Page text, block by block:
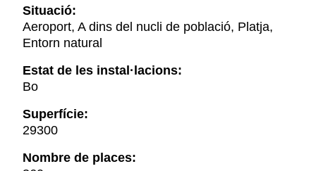
Situació:
Aeroport, A dins del nucli de població, Platja,
Entorn natural
Estat de les instal·lacions:
Bo
Superfície:
29300
Nombre de places: